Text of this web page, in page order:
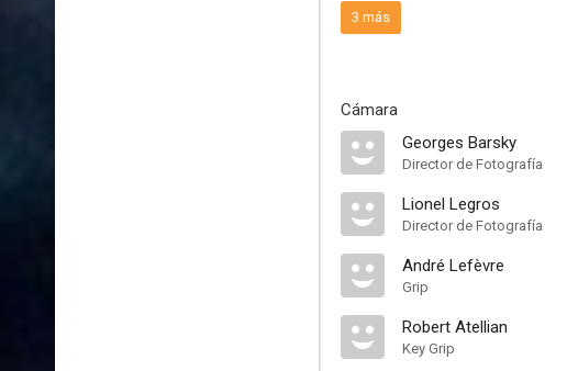
3 más
Cámara
Georges Barsky
Director de Fotografía
Lionel Legros
Director de Fotografía
André Lefèvre
Grip
Robert Atellian
Key Grip